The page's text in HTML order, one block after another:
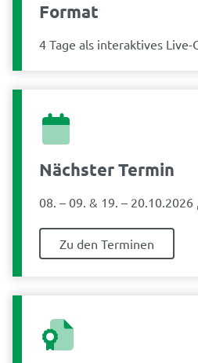
Format
4 Tage als interaktives Live-
Nächster Termin
08. – 09. & 19. – 20.10.2026
Zu den Terminen